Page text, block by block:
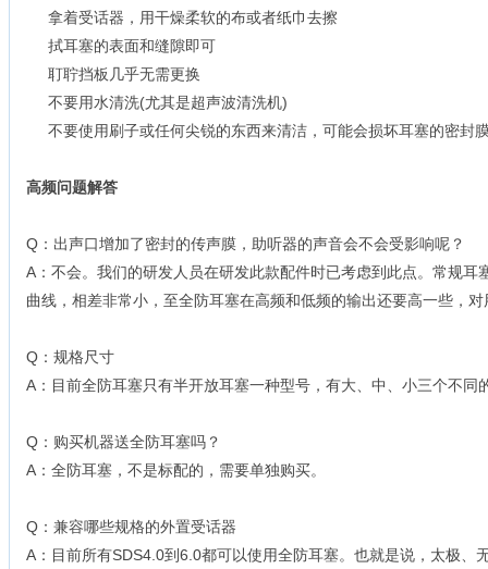
拿着受话器，用干燥柔软的布或者纸巾去擦
拭耳塞的表面和缝隙即可
耵聍挡板几乎无需更换
不要用水清洗(尤其是超声波清洗机)
不要使用刷子或任何尖锐的东西来清洁，可能会损坏耳塞的密封
高频问题解答
Q：出声口增加了密封的传声膜，助听器的声音会不会受影响呢？
A：不会。我们的研发人员在研发此款配件时已考虑到此点。常规耳
曲线，相差非常小，至全防耳塞在高频和低频的输出还要高一些，
Q：规格尺寸
A：目前全防耳塞只有半开放耳塞一种型号，有大、中、小三个不同
Q：购买机器送全防耳塞吗？
A：全防耳塞，不是标配的，需要单独购买。
Q：兼容哪些规格的外置受话器
A：目前所有SDS4.0到6.0都可以使用全防耳塞。也就是说，太极、